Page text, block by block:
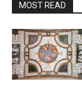
MOST READ